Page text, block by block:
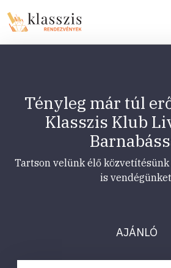
Tényleg már túl
Klasszis Klub
Tartson velünk élő közvetítésünk
is
AJÁNLÓ